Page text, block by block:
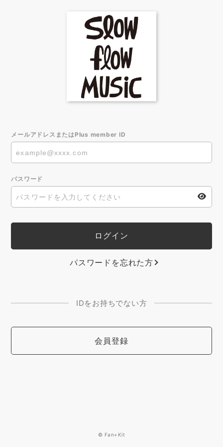
メールアドレスまたはPlus member ID
パスワード
パスワードを忘れた方
IDをお持ちでない方
会員登録
© Fan+Kit